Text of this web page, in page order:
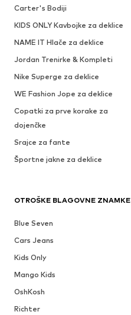
Carter's Bodiji
KIDS ONLY Kavbojke za deklice
NAME IT Hlače za deklice
Jordan Trenirke & Kompleti
Nike Superge za deklice
WE Fashion Jope za deklice
Copatki za prve korake za
dojenčke
Srajce za fante
Športne jakne za deklice
OTROŠKE BLAGOVNE ZNAMKE
Blue Seven
Cars Jeans
Kids Only
Mango Kids
OshKosh
Richter